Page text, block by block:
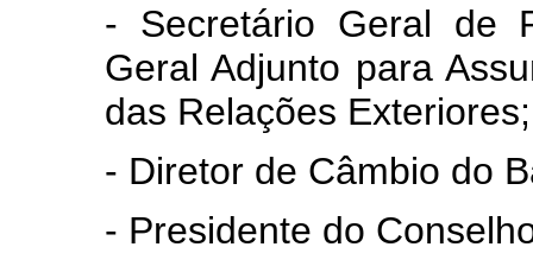
- Secretário Geral de
Geral Adjunto para
das Relações Exteriores;
- Diretor de Câmbio do
- Presidente do